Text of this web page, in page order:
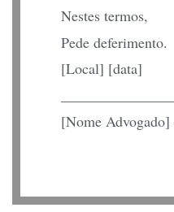
Nestes termos,
Pede deferimento.
[Local] [data]
[Nome